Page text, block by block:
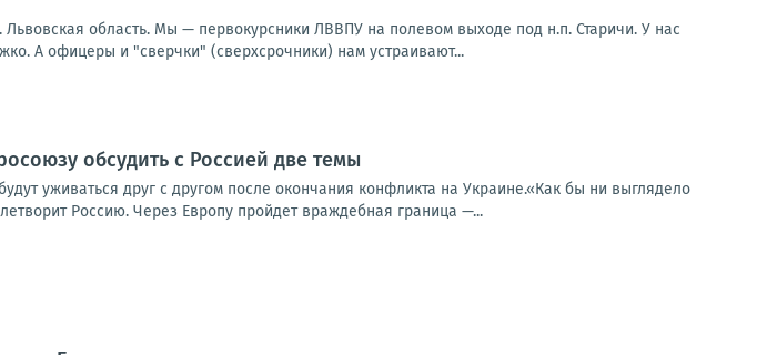
Львовская область. Мы — первокурсники ЛВВПУ на полевом выходе под н.п. Старичи. У нас
А офицеры и "сверчки" (сверхсрочники) нам устраивают...
обсудить с Россией две темы
уживаться друг с другом после окончания конфликта на Украине.«Как бы ни выглядело
Россию. Через Европу пройдет враждебная граница —...